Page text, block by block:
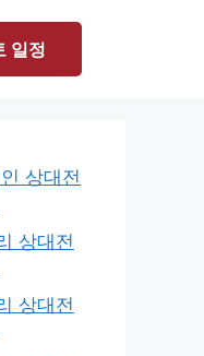
일정
상대전
상대전
상대전